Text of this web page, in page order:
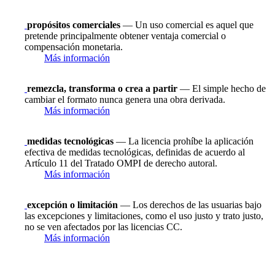
propósitos comerciales — Un uso comercial es aquel que
pretende principalmente obtener ventaja comercial o
compensación monetaria.
Más información
remezcla, transforma o crea a partir — El simple hecho de
cambiar el formato nunca genera una obra derivada.
Más información
medidas tecnológicas — La licencia prohíbe la aplicación
efectiva de medidas tecnológicas, definidas de acuerdo al
Artículo 11 del Tratado OMPI de derecho autoral.
Más información
excepción o limitación — Los derechos de las usuarias bajo
las excepciones y limitaciones, como el uso justo y trato justo,
no se ven afectados por las licencias CC.
Más información